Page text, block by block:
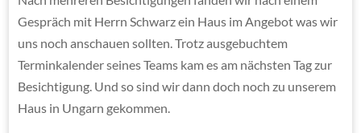
Gespräch mit Herrn Schwarz ein Haus im Angebot was wir
uns noch anschauen sollten. Trotz ausgebuchtem
Terminkalender seines Teams kam es am nächsten Tag zur
Besichtigung. Und so sind wir dann doch noch zu unserem
Haus in Ungarn gekommen.